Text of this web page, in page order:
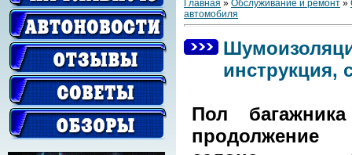
Главная » Обслуживание и ремонт »
автомобиля
инструкция,
Пол